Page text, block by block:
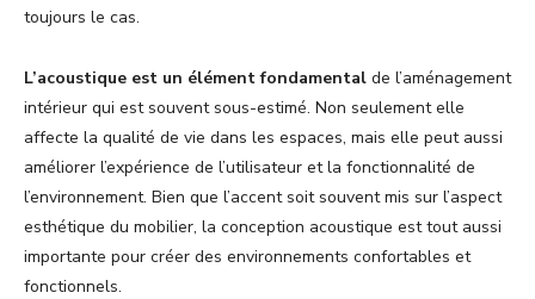
toujours le cas.
L’acoustique est un élément fondamental de l’aménagement
intérieur qui est souvent sous-estimé. Non seulement elle
affecte la qualité de vie dans les espaces, mais elle peut aussi
améliorer l’expérience de l’utilisateur et la fonctionnalité de
l’environnement. Bien que l’accent soit souvent mis sur l’aspect
esthétique du mobilier, la conception acoustique est tout aussi
importante pour créer des environnements confortables et
fonctionnels.